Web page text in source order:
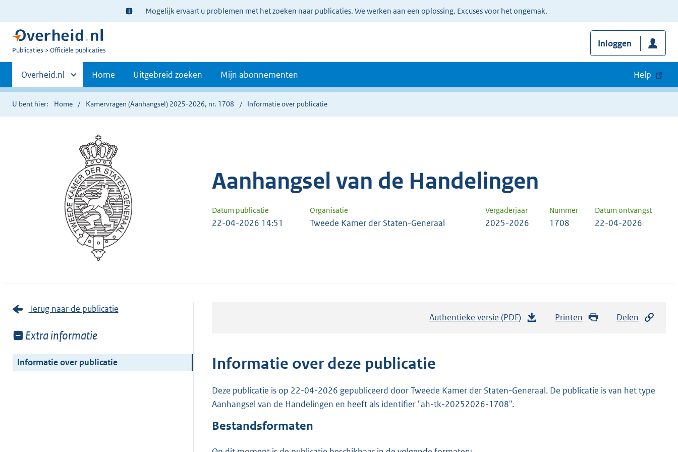
Ter
informatie:
Mogelijk ervaart u problemen met het zoeken naar publicaties. We werken aan een oplossing. Excuses voor het ongemak.
U
Publicaties Officiële publicaties
Inloggen
Primaire
navigatie
Andere
sites
binnen
Overheid.nl Home Uitgebreid zoeken Mijn abonnementen Help
U bent hier: Home Kamervragen (Aanhangsel) 2025-2026, nr. 1708 Informatie over publicatie
Aanhangsel van de Handelingen
Datum publicatie Organisatie Vergaderjaar Nummer Datum ontvangst
22-04-2026 14:51 Tweede Kamer der Staten-Generaal 2025-2026 1708 22-04-2026
Terug naar de publicatie
Toon
van:
Extra informatie
Informatie over publicatie
Authentieke versie (PDF) Printen Delen
Informatie over deze publicatie
Deze publicatie is op 22-04-2026 gepubliceerd door Tweede Kamer der Staten-Generaal. De publicatie is van het type
Aanhangsel van de Handelingen en heeft als identifier "ah-tk-20252026-1708".
Bestandsformaten